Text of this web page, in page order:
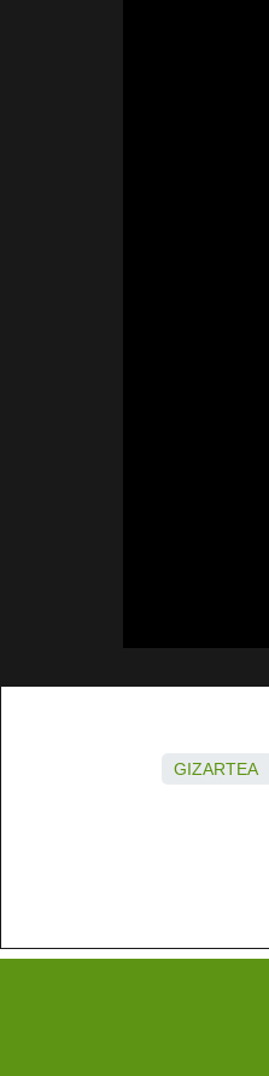
GIZARTEA